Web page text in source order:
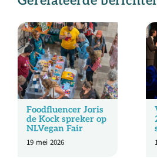
Foodfluencer Joris
de Kock spreker op
NLVegan Fair
19 mei 2026